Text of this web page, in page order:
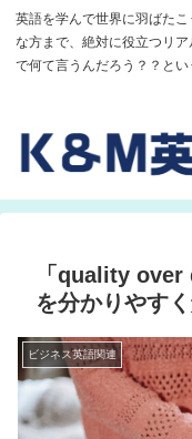
英語を学んで世界に羽ばた
な方まで、絶対に役立つリ
で何て言うんだろう？？と
「quality
を分かりやす
ビジネス英語関連